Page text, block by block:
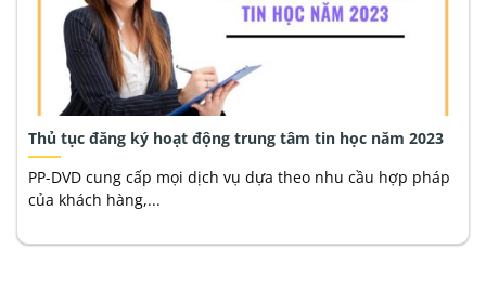
Thủ tục đăng ký hoạt động trung tâm tin học năm 2023
PP-DVD cung cấp mọi dịch vụ dựa theo nhu cầu hợp pháp
của khách hàng,...